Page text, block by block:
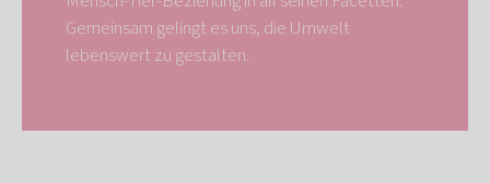
Gemeinsam gelingt es uns, die Umwelt
lebenswert zu gestalten.